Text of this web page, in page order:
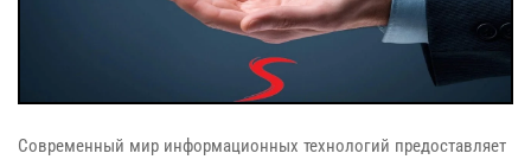
Современный мир информационных технологий предоставляет